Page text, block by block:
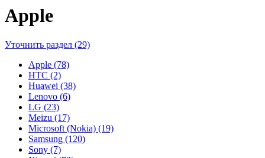
Apple
Уточнить раздел (29)
Apple (78)
HTC (2)
Huawei (38)
Lenovo (6)
LG (23)
Meizu (17)
Microsoft (Nokia) (19)
Samsung (120)
Sony (7)